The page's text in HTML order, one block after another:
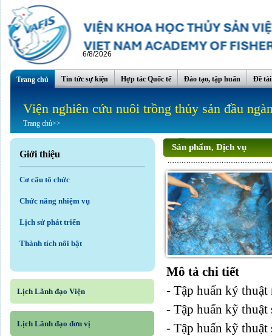
6/8/2026
Trang chủ Tin tức sự kiện Hợp tác Quốc tế Đào tạo, tập huấn Đề
Viện nghiên cứu nuôi trồng thủy sản đầu
Trang chủ>>
Giới thiệu
Cơ cấu tổ chức
Chức năng nhiệm vụ
Lịch sử phát triển
Thành tích nổi bật
Lịch Lãnh đạo Viện
Lịch Lãnh đạo đơn vị
Sản phẩm, Dịch vụ
Mô tả chi tiết
- Tập huấn ký
- Tập huấn kỹ thuật
- Tập huấn kỹ thuật